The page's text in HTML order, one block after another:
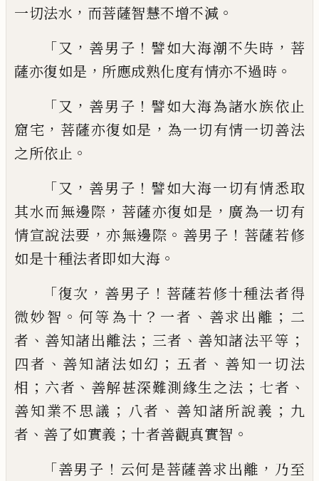
一切法水 ， 而菩薩智慧不增不減 。
「又 ， 善男子 ！ 譬如大海潮不失時 ， 菩
薩亦復如是 ， 所應成熟化度有情亦不過時 。
「又 ， 善男子 ！ 譬如大海為諸水族依止
窟宅 ， 菩薩亦復如是 ， 為一切有情一切善法
之所依止 。
「又 ， 善男子 ！ 譬如大海一切有情悉取
其水而無邊際 ， 菩薩亦復如是 ， 廣為一切有
情宣說法要 ，亦無邊際 。 善男子 ！ 菩薩若修
如是十種法者即如大海 。
「復次 ， 善男子 ！ 菩薩若修十種法者得
微妙智 。何等為十 ？ 一者 、 善求出離 ； 二
者 、 善知諸出離法 ； 三者 、 善知諸法平等 ；
四者 、 善知諸法如幻 ； 五者 、 善知一切法
相 ； 六者 、 善解甚深難測緣生之法 ； 七者 、
善知業不思議 ； 八者 、 善知諸所說義 ； 九
者 、 善了如實義 ； 十者善觀真實智 。
「善男子 ！ 云何是菩薩善求出離 ， 乃至